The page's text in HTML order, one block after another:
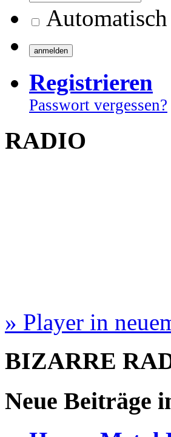
Registrieren
Passwort vergessen?
RADIO
» Player in
BIZARRE
Neue Beiträge